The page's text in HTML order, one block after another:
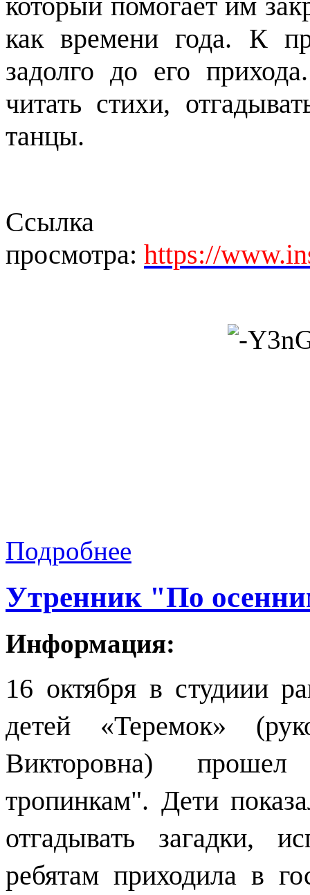
как времени года. К
задолго до его
читать стихи,
танцы.
просмотра: https://
Подробнее
Утренник "По
Информация:
16 октября в студиии
детей «Теремок»
Викторовна)
тропинкам". Дети
отгадывать загадки,
ребятам приходила в